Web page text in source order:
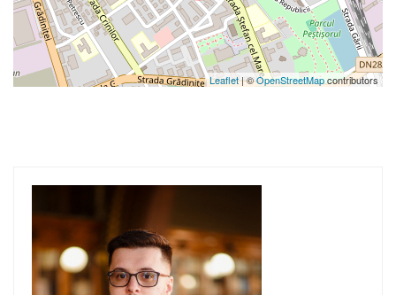
Leaflet| ©OpenStreetMapcontributors